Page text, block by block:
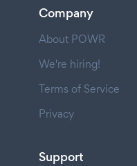
Company
About POWR
We're hiring!
Terms of Service
Privacy
Support